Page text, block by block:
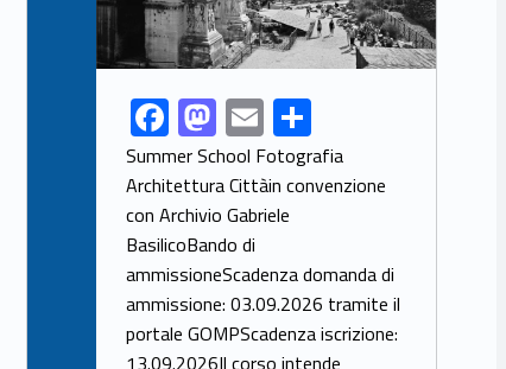
Link identifier share facebook archive #share-link-archive-45611F
ac
e
b
o
o
k
M
as
to
d
o
n
E
m
ai
l
h
ar
Summer School Fotografia
Architettura Cittàin convenzione
con Archivio Gabriele
BasilicoBando di
ammissioneScadenza domanda di
ammissione: 03.09.2026 tramite il
portale GOMPScadenza iscrizione: